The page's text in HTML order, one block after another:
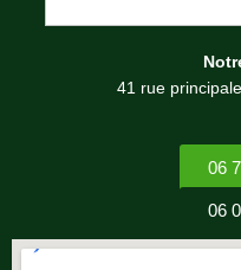
41 rue
06
06